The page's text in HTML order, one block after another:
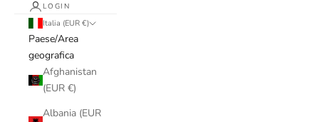
LOGIN
Italia (EUR €)
Paese/Area
geografica
Afghanistan
(EUR €)
Albania (EUR